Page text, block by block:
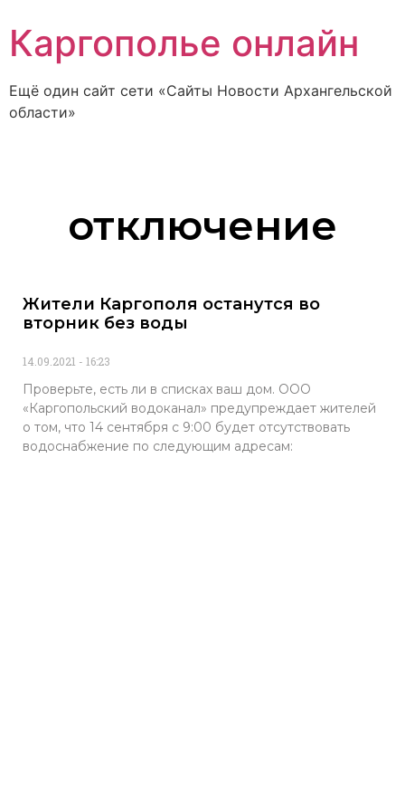
Каргополье онлайн
Ещё один сайт сети «Сайты Новости Архангельской
области»
отключение
Жители Каргополя останутся во
вторник без воды
14.09.2021 16:23
Проверьте, есть ли в списках ваш дом. ООО
«Каргопольский водоканал» предупреждает жителей
о том, что 14 сентября с 9:00 будет отсутствовать
водоснабжение по следующим адресам: